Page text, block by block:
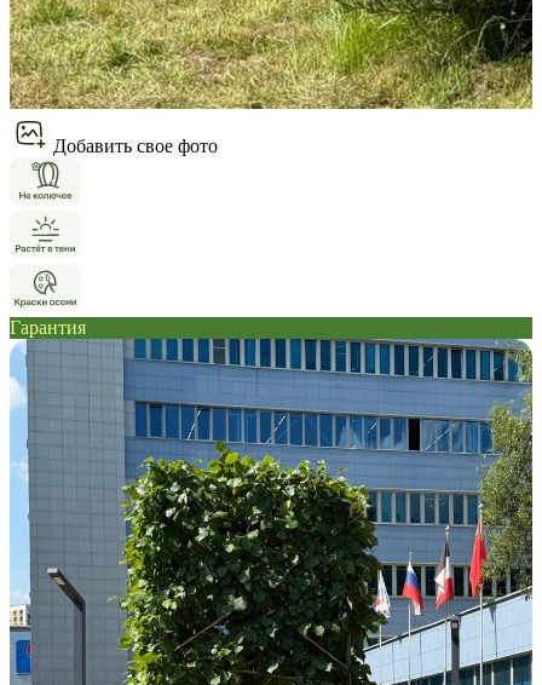
Добавить свое фото
Гарантия